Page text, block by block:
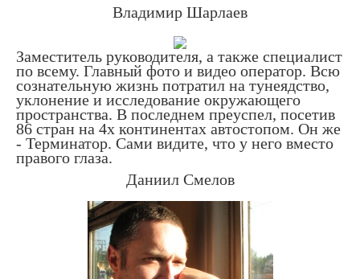
Владимир Шарлаев
Заместитель руководителя, а также специалист
по всему. Главный фото и видео оператор. Всю
сознательную жизнь потратил на тунеядство,
уклонение и исследование окружающего
пространства. В последнем преуспел, посетив
86 стран на 4х континентах автостопом. Он же
- Терминатор. Сами видите, что у него вместо
правого глаза.
Даниил Смелов